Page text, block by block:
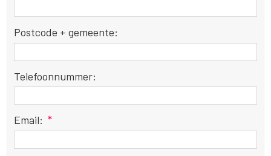
Postcode + gemeente:
Telefoonnummer:
Email: *